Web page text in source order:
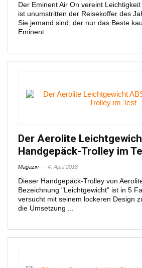
Der Eminent Air On vereint
ist unumstritten der Reisekoffer des
Sie jemand sind, der nur das Beste
Eminent ...
Der Aerolite
Handgepäck-Trolley im
Magazin 4. April 2018
Dieser Handgepäck-Trolley von
Bezeichnung "Leichtgewicht" ist in 5
versucht mit seinem lockeren Design
die Umsetzung ...